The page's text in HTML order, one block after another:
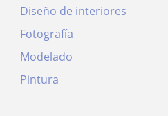
Diseño de interiores
Fotografía
Modelado
Pintura